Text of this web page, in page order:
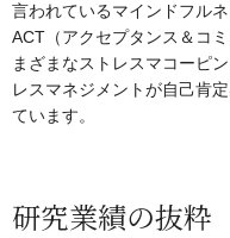
言われているマインドフル
ACT（アクセプタンス＆コ
まざまなストレスマコーピ
レスマネジメントが自己肯
ています。
研究業績の抜粋